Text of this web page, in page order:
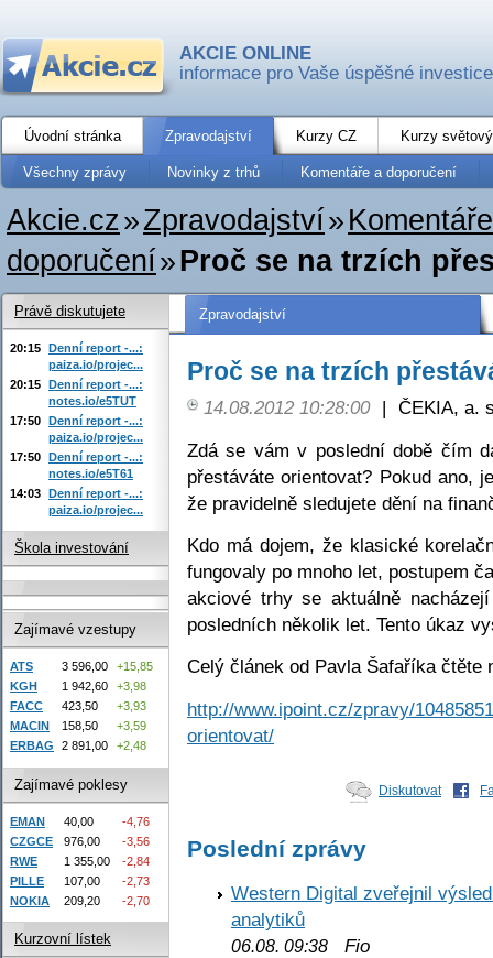
AKCIE ONLINE
informace pro Vaše úspěšné investice
Úvodní stránka Zpravodajství Kurzy CZ Kurzy
Všechny zprávy Novinky z trhů Komentáře a doporučení
Akcie.cz»Zpravodajství»
doporučení»Proč se na trzích
Zpravodajství
Proč se na trzích
14.08.2012 10:28:00 | ČEKIA, a.
Zdá se vám v poslední době čím
přestáváte orientovat? Pokud ano,
že pravidelně sledujete dění na
Kdo má dojem, že klasické
fungovaly po mnoho let, postupem
akciové trhy se aktuálně
posledních několik let. Tento úkaz
Celý článek od Pavla Šafaříka čtěte
http://www.ipoint.cz/zpravy/
orientovat/
Diskutovat
Poslední zprávy
Western Digital zveřejnil
analytiků
06.08. 09:38 Fio
Právě diskutujete
20:15 Denní report -...:
paiza.io/projec...
20:15 Denní report -...:
notes.io/e5TUT
17:50 Denní report -...:
paiza.io/projec...
17:50 Denní report -...:
notes.io/e5T61
14:03 Denní report -...:
paiza.io/projec...
Škola investování
Zajímavé vzestupy
ATS 3 596,00
+15,85
KGH
1 942,60
+3,98
FACC
423,50
+3,93
MACIN
158,50
+3,59
ERBAG
2 891,00 +2,48
Zajímavé poklesy
EMAN 40,00
-4,76
CZGCE
976,00
-3,56
RWE
1 355,00
-2,84
PILLE
107,00
-2,73
NOKIA
209,20 -2,70
Kurzovní lístek